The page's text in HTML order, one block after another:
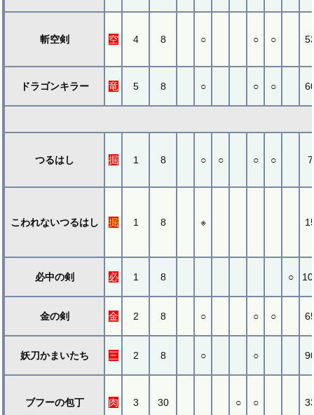
斬空剣 空 4 8 ○ ○ ○
ドラゴンキラー 竜 5 8 ○ ○ ○
つるはし 掘 1 8 ○ ○ ○ ○
こわれないつるはし 掘 1 8 ※
必中の剣 必 1 8 ○
金の剣 金 2 8 ○ ○ ○
妖刀かまいたち 三 2 8 ○ ○
ブフーの包丁 肉 3 30 ○ ○